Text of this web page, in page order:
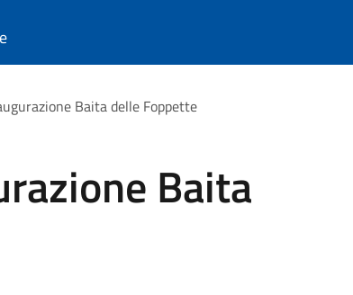
Baita delle Foppette
Baita